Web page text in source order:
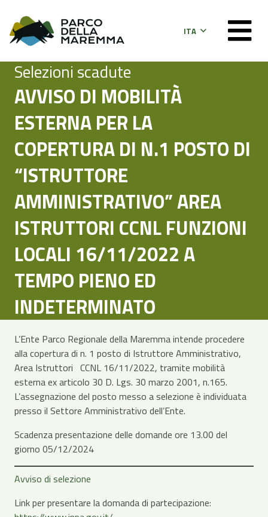
ITA
Selezioni scadute
AVVISO DI MOBILITÀ
ESTERNA PER LA
COPERTURA DI N.1 POSTO DI
“ISTRUTTORE
AMMINISTRATIVO” AREA
ISTRUTTORI CCNL FUNZIONI
LOCALI 16/11/2022 A
TEMPO PIENO ED
INDETERMINATO
L’Ente Parco Regionale della Maremma intende procedere
alla copertura di n. 1 posto di Istruttore Amministrativo,
Area Istruttori CCNL 16/11/2022, tramite mobilità
esterna ex articolo 30 D. Lgs. 30 marzo 2001, n.165.
L’assegnazione del posto messo a selezione è individuata
presso il Settore Amministrativo dell’Ente.
Scadenza presentazione delle domande ore 13.00 del
giorno 05/12/2024
Avviso di selezione
Link per presentare la domanda di partecipazione: